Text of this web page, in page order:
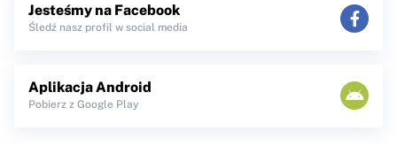
Jesteśmy na Facebook
Śledź nasz profil w social media
Aplikacja Android
Pobierz z Google Play